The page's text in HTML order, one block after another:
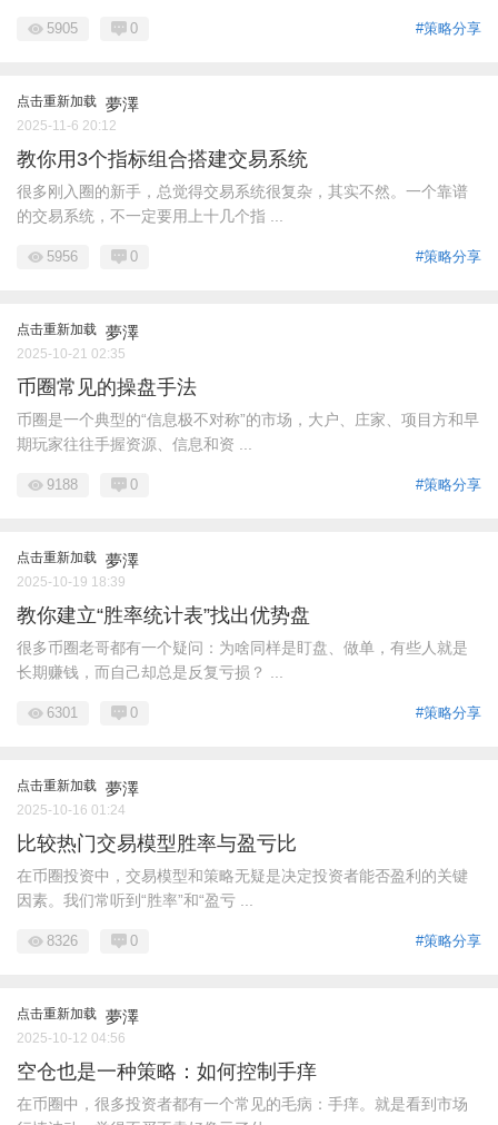
#策略分享
5905 0
点击重新加载 夢澤
2025-11-6 20:12
教你用3个指标组合搭建交易系统
很多刚入圈的新手，总觉得交易系统很复杂，其实不然。一个靠谱
的交易系统，不一定要用上十几个指 ...
#策略分享
5956 0
点击重新加载 夢澤
2025-10-21 02:35
币圈常见的操盘手法
币圈是一个典型的“信息极不对称”的市场，大户、庄家、项目方和早
期玩家往往手握资源、信息和资 ...
#策略分享
9188 0
点击重新加载 夢澤
2025-10-19 18:39
教你建立“胜率统计表”找出优势盘
很多币圈老哥都有一个疑问：为啥同样是盯盘、做单，有些人就是
长期赚钱，而自己却总是反复亏损？ ...
#策略分享
6301 0
点击重新加载 夢澤
2025-10-16 01:24
比较热门交易模型胜率与盈亏比
在币圈投资中，交易模型和策略无疑是决定投资者能否盈利的关键
因素。我们常听到“胜率”和“盈亏 ...
#策略分享
8326 0
点击重新加载 夢澤
2025-10-12 04:56
空仓也是一种策略：如何控制手痒
在币圈中，很多投资者都有一个常见的毛病：手痒。就是看到市场